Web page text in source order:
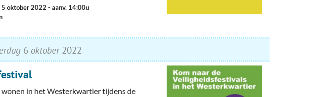
5 oktober 2022- aanv. 14:00u
6 oktober2022
wonen in het Westerkwartier tijdens de